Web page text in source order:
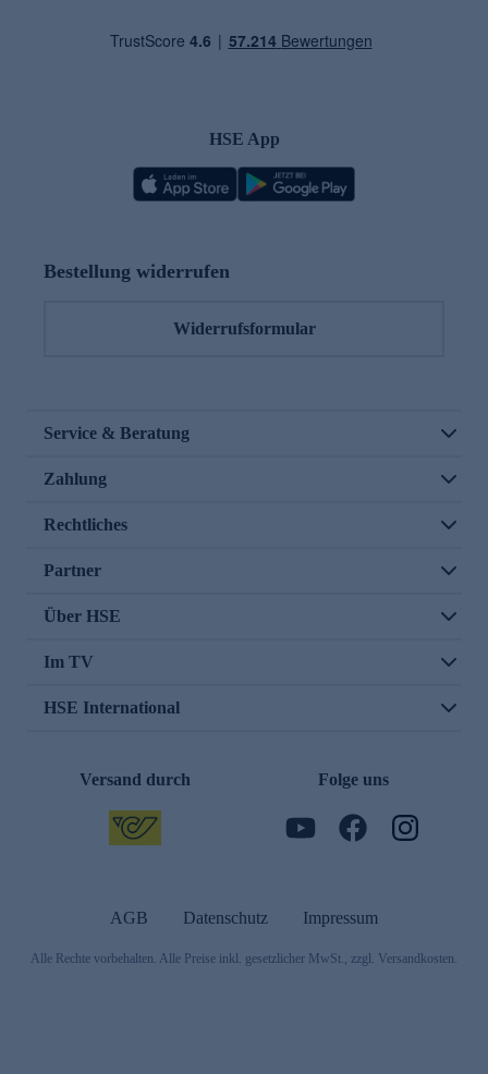
HSE App
Bestellung widerrufen
Widerrufsformular
Service & Beratung
Zahlung
Rechtliches
Partner
Über HSE
Im TV
HSE International
Versand durch Folge uns
AGB Datenschutz Impressum
Alle Rechte vorbehalten. Alle Preise inkl. gesetzlicher MwSt., zzgl. Versandkosten.